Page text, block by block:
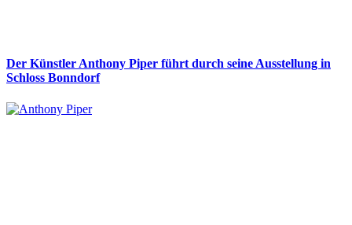
Der Künstler Anthony Piper führt durch seine Ausstellung in
Schloss Bonndorf